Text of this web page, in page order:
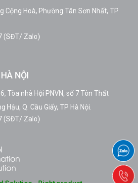
Cộng Hoà, Phường Tân Sơn Nhất, TP
(SĐT/ Zalo)
NỘI
Tòa nhà Hội PNVN, số 7 Tôn Thất
Q. Cầu Giấy, TP Hà Nội.
(SĐT/ Zalo)